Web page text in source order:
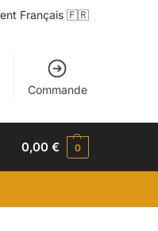
Français 🇫🇷
Commande
0,00€ 0